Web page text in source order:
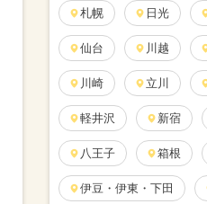
札幌 日光
仙台 川越
川崎 立川
軽井沢 新宿
八王子 箱根
伊豆・伊東・下田